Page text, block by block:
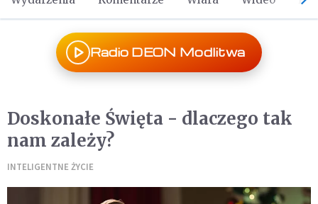
Radio DEON Modlitwa
Doskonałe Święta - dlaczego tak
nam zależy?
INTELIGENTNE ŻYCIE